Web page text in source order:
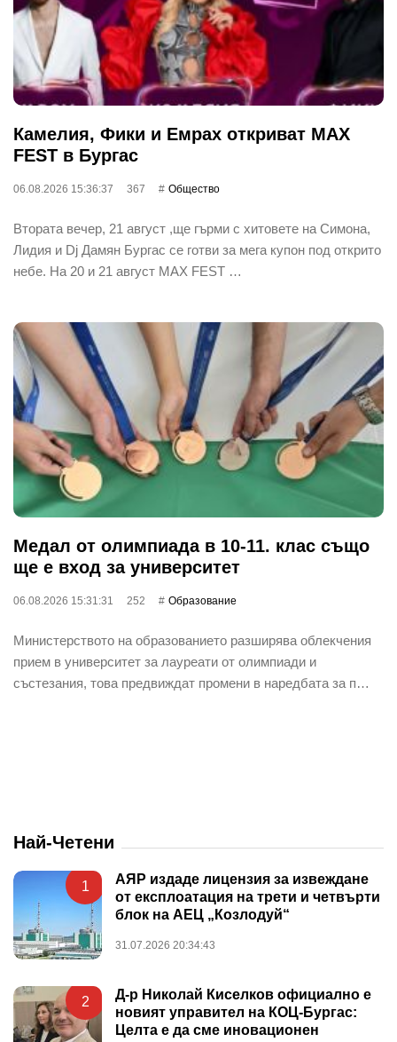
Камелия, Фики и Емрах откриват MAX
FEST в Бургас
06.08.2026 15:36:37 367 Общество
Втората вечер, 21 август ,ще гърми с хитовете на Симона,
Лидия и Dj Дамян Бургас се готви за мега купон под открито
небе. На 20 и 21 август MAX FEST …
Медал от олимпиада в 10-11. клас също
ще е вход за университет
06.08.2026 15:31:31 252 Oбразование
Министерството на образованието разширява облекчения
прием в университет за лауреати от олимпиади и
състезания, това предвиждат промени в наредбата за п…
Най-Четени
1
АЯР издаде лицензия за извеждане
от експлоатация на трети и четвърти
блок на АЕЦ „Козлодуй“
31.07.2026 20:34:43
2
Д-р Николай Киселков официално е
новият управител на КОЦ-Бургас:
Целта е да сме иновационен